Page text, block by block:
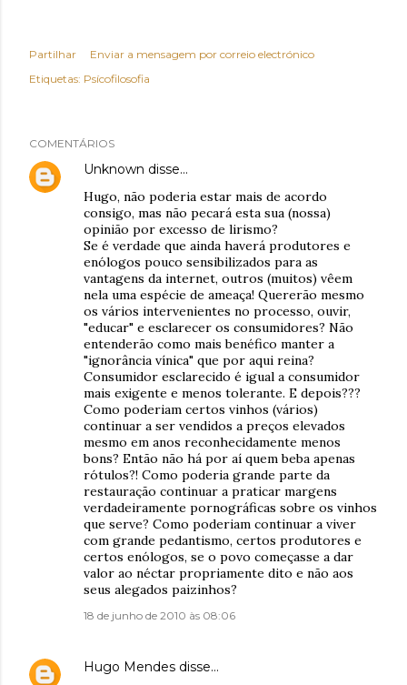
Partilhar
Enviar a mensagem por correio electrónico
Etiquetas: Psícofilosofia
COMENTÁRIOS
Unknown disse…
Hugo, não poderia estar mais de acordo
consigo, mas não pecará esta sua (nossa)
opinião por excesso de lirismo?
Se é verdade que ainda haverá produtores e
enólogos pouco sensibilizados para as
vantagens da internet, outros (muitos) vêem
nela uma espécie de ameaça! Quererão mesmo
os vários intervenientes no processo, ouvir,
"educar" e esclarecer os consumidores? Não
entenderão como mais benéfico manter a
"ignorância vínica" que por aqui reina?
Consumidor esclarecido é igual a consumidor
mais exigente e menos tolerante. E depois???
Como poderiam certos vinhos (vários)
continuar a ser vendidos a preços elevados
mesmo em anos reconhecidamente menos
bons? Então não há por aí quem beba apenas
rótulos?! Como poderia grande parte da
restauração continuar a praticar margens
verdadeiramente pornográficas sobre os vinhos
que serve? Como poderiam continuar a viver
com grande pedantismo, certos produtores e
certos enólogos, se o povo começasse a dar
valor ao néctar propriamente dito e não aos
seus alegados paizinhos?
18 de junho de 2010 às 08:06
Hugo Mendes disse…